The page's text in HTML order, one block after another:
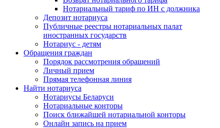
Нотариальный тариф по ИН с должника
Депозит нотариуса
Публичные реестры нотариальных палат
иностранных государств
Нотариус - детям
Обращения граждан
Порядок рассмотрения обращений
Личный прием
Прямая телефонная линия
Найти нотариуса
Нотариусы Беларуси
Нотариальные конторы
Поиск ближайшей нотариальной конторы
Онлайн запись на прием